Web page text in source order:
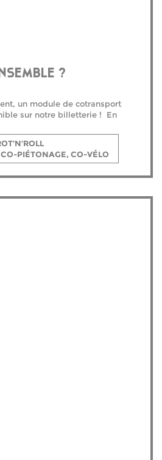
?
un module de cotransport
sur notre billetterie ! En
PIÉTONAGE, CO-VÉLO